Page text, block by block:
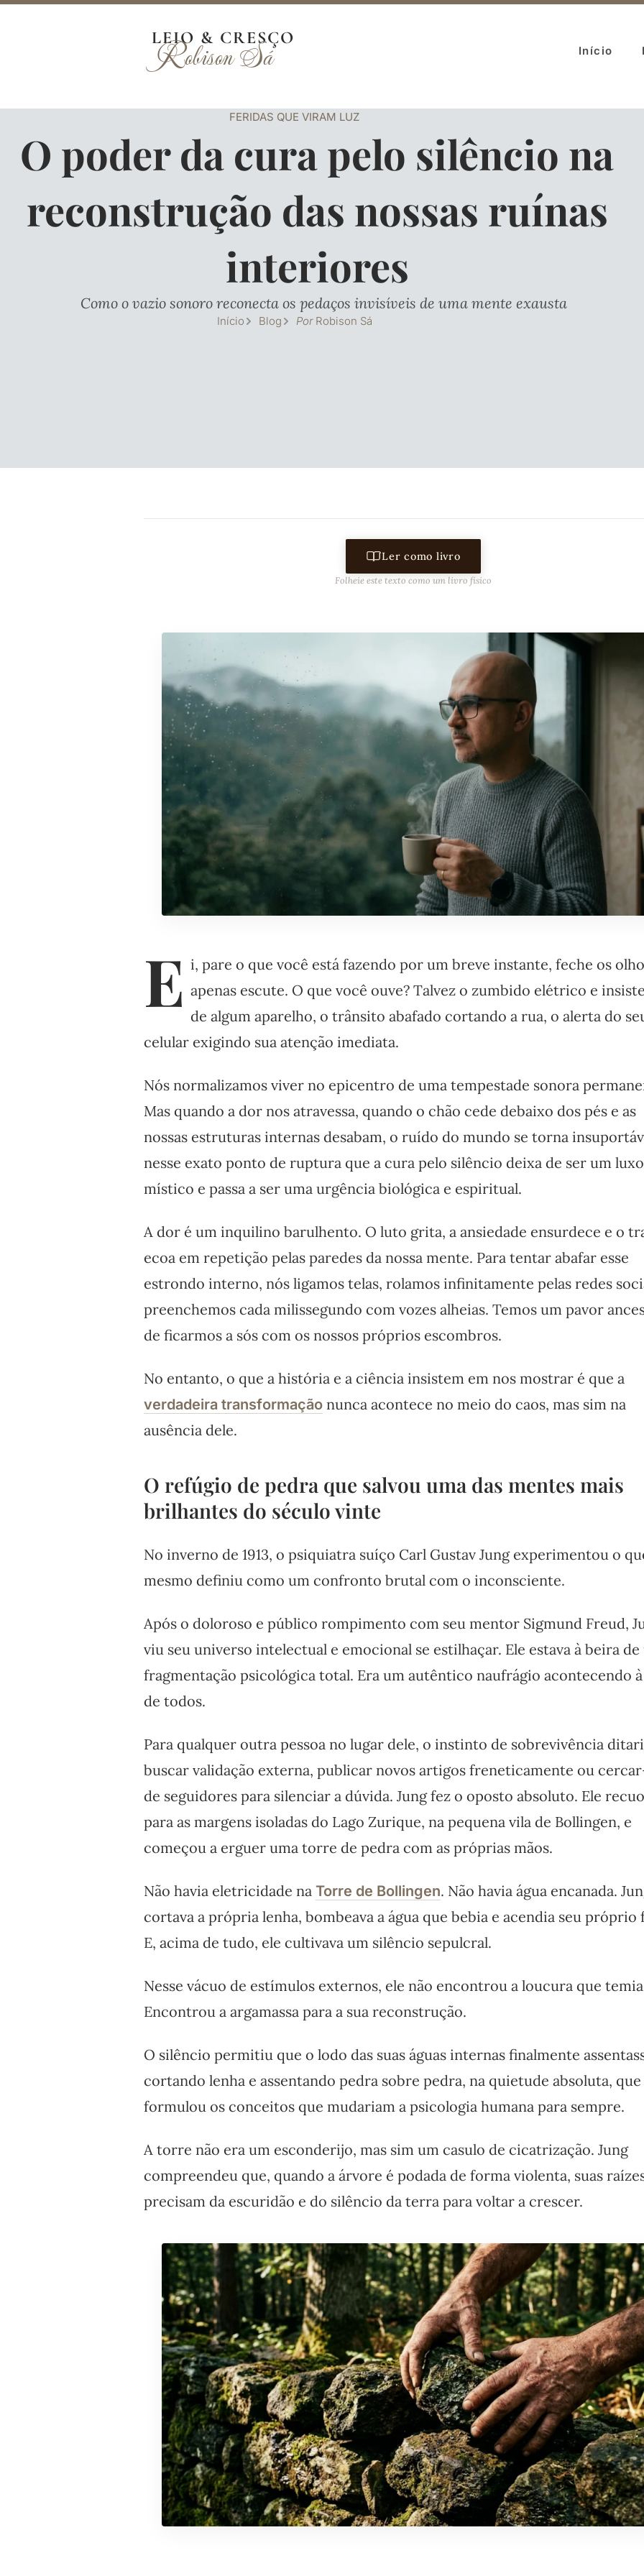
LEIO & CRESÇO
Robison Sá Início
FERIDAS QUE VIRAM LUZ
O poder da cura pelo silêncio na
reconstrução das nossas ruínas
interiores
Como o vazio sonoro reconecta os pedaços invisíveis de uma mente exausta
Início Blog PorRobison Sá
Ler como livro
Folheie este texto como um livro físico
E i, pare o que você está fazendo por um breve instante, feche os
apenas escute. O que você ouve? Talvez o zumbido elétrico e
de algum aparelho, o trânsito abafado cortando a rua, o alerta do
celular exigindo sua atenção imediata.
Nós normalizamos viver no epicentro de uma tempestade sonora
Mas quando a dor nos atravessa, quando o chão cede debaixo dos pés e as
nossas estruturas internas desabam, o ruído do mundo se torna
nesse exato ponto de ruptura que a cura pelo silêncio deixa de ser um luxo
místico e passa a ser uma urgência biológica e espiritual.
A dor é um inquilino barulhento. O luto grita, a ansiedade ensurdece e o
ecoa em repetição pelas paredes da nossa mente. Para tentar abafar esse
estrondo interno, nós ligamos telas, rolamos infinitamente pelas redes
preenchemos cada milissegundo com vozes alheias. Temos um pavor
de ficarmos a sós com os nossos próprios escombros.
No entanto, o que a história e a ciência insistem em nos mostrar é que a
verdadeira transformação nunca acontece no meio do caos, mas sim na
ausência dele.
O refúgio de pedra que salvou uma das mentes mais
brilhantes do século vinte
No inverno de 1913, o psiquiatra suíço Carl Gustav Jung experimentou o
mesmo definiu como um confronto brutal com o inconsciente.
Após o doloroso e público rompimento com seu mentor Sigmund Freud,
viu seu universo intelectual e emocional se estilhaçar. Ele estava à beira de
fragmentação psicológica total. Era um autêntico naufrágio acontecendo
de todos.
Para qualquer outra pessoa no lugar dele, o instinto de sobrevivência
buscar validação externa, publicar novos artigos freneticamente ou
de seguidores para silenciar a dúvida. Jung fez o oposto absoluto. Ele
para as margens isoladas do Lago Zurique, na pequena vila de Bollingen, e
começou a erguer uma torre de pedra com as próprias mãos.
Não havia eletricidade na Torre de Bollingen. Não havia água encanada.
cortava a própria lenha, bombeava a água que bebia e acendia seu próprio
E, acima de tudo, ele cultivava um silêncio sepulcral.
Nesse vácuo de estímulos externos, ele não encontrou a loucura que
Encontrou a argamassa para a sua reconstrução.
O silêncio permitiu que o lodo das suas águas internas finalmente
cortando lenha e assentando pedra sobre pedra, na quietude absoluta, que
formulou os conceitos que mudariam a psicologia humana para sempre.
A torre não era um esconderijo, mas sim um casulo de cicatrização. Jung
compreendeu que, quando a árvore é podada de forma violenta, suas
precisam da escuridão e do silêncio da terra para voltar a crescer.